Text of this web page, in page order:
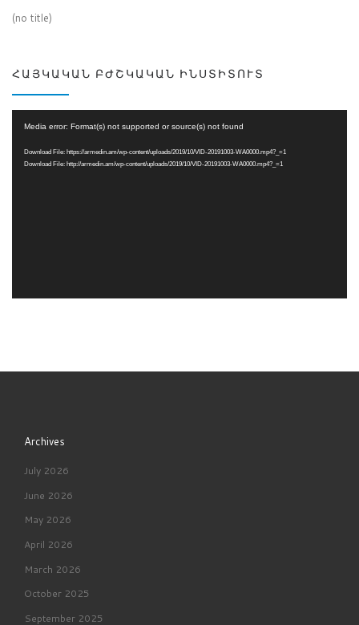
(no title)
ՀԱՅԿԱԿԱՆ ԲԺՇԿԱԿԱՆ ԻՆՍՏԻՏՈՒՏ
Player
Media error: Format(s) not supported or source(s) not found
Download File: https://armedin.am/wp-content/uploads/2019/10/VID-20191003-WA0000.mp4?_=1
Download File: http://armedin.am/wp-content/uploads/2019/10/VID-20191003-WA0000.mp4?_=1
Archives
July 2026
June 2026
May 2026
April 2026
March 2026
October 2025
September 2025